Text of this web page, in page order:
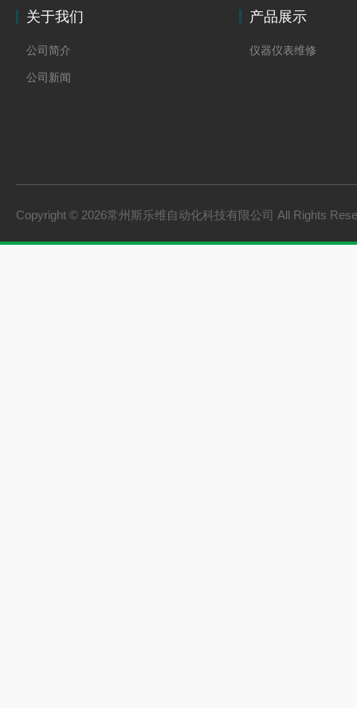
关于我们
公司简介
公司新闻
产品展示
仪器仪表维修
Copyright © 2026常州斯乐维自动化科技有限公司 All Rights